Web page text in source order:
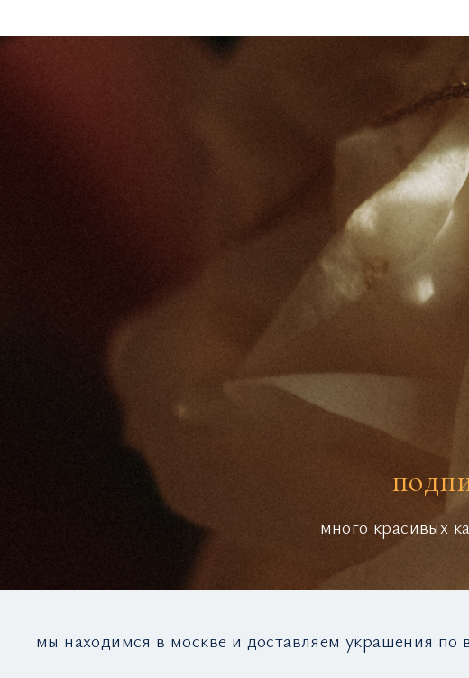
много красивых
мы находимся в москве и доставляем украшения по